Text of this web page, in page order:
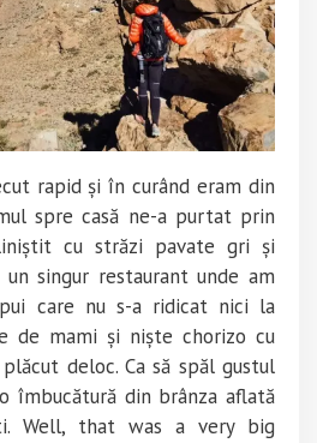
rapid și în curând eram din
spre casă ne-a purtat prin
cu străzi pavate gri și
singur restaurant unde am
care nu s-a ridicat nici la
de mami și niște chorizo cu
deloc. Ca să spăl gustul
îmbucătură din brânza aflată
Well, that was a very big